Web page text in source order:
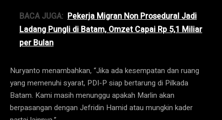
BACA JUGA: Pekerja Migran Non Prosedural Jadi
Ladang Pungli di Batam, Omzet Capai Rp 5,1 Miliar
per Bulan
Nuryanto menambahkan, “Jika ada kesempatan dan ruang
yang memenuhi syarat, PDI-P siap bertarung di Pilkada
Batam. Kami masih menunggu apakah Marlin akan
berpasangan dengan Jefridin Hamid atau mungkin kader